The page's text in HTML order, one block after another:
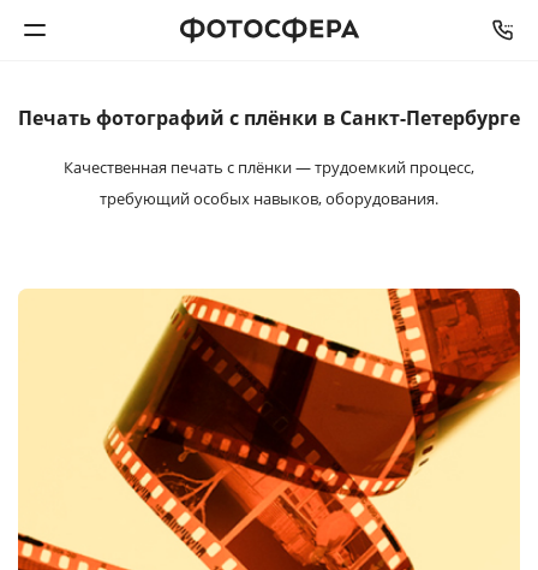
Печать фото
Интерьерная печать
Багетная мастерская
Печать фотографий с плёнки в Санкт-Петербурге
Качественная печать с плёнки — трудоемкий процесс,
требующий особых навыков, оборудования.